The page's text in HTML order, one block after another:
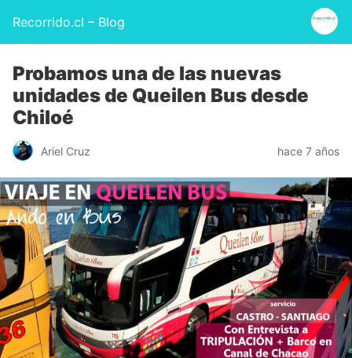
Recorrido.cl – Blog
Probamos una de las nuevas
unidades de Queilen Bus desde
Chiloé
Ariel Cruz hace 7 años